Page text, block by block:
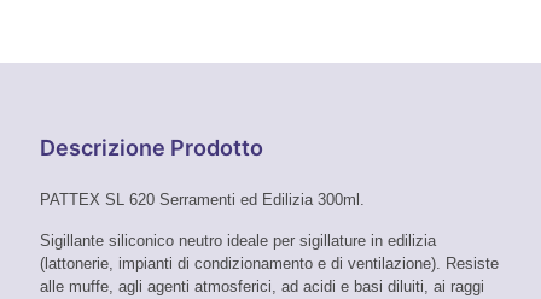
Descrizione Prodotto
PATTEX SL 620 Serramenti ed Edilizia 300ml.
Sigillante siliconico neutro ideale per sigillature in edilizia
(lattonerie, impianti di condizionamento e di ventilazione). Resiste
alle muffe, agli agenti atmosferici, ad acidi e basi diluiti, ai raggi